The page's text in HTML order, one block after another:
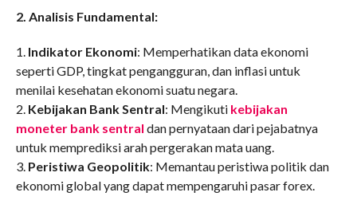
2. Analisis Fundamental:
1. Indikator Ekonomi: Memperhatikan data ekonomi
seperti GDP, tingkat pengangguran, dan inflasi untuk
menilai kesehatan ekonomi suatu negara.
2. Kebijakan Bank Sentral: Mengikuti kebijakan
moneter bank sentral dan pernyataan dari pejabatnya
untuk memprediksi arah pergerakan mata uang.
3. Peristiwa Geopolitik: Memantau peristiwa politik dan
ekonomi global yang dapat mempengaruhi pasar forex.